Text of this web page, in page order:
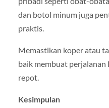
dan botol minum juga
praktis.
Memastikan koper atau
baik membuat perjalanan
repot.
Kesimpulan